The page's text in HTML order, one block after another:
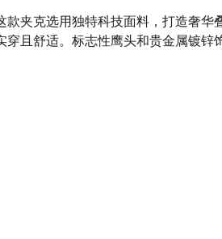
款夹克选用独特科技面料，打造奢华
穿且舒适。标志性鹰头和贵金属镀锌